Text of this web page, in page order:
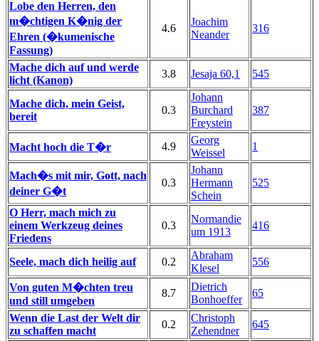
Lobe den Herren, den
m�chtigen K�nig der
Ehren (�kumenische
Fassung)
4.6
Joachim
Neander
316
Mache dich auf und werde
licht (Kanon)
3.8 Jesaja 60,1 545
Mache dich, mein Geist,
bereit
0.3
Johann
Burchard
Freystein
387
Macht hoch die T�r 4.9
Georg
Weissel
1
Mach�s mit mir, Gott, nach
deiner G�t
0.3
Johann
Hermann
Schein
525
O Herr, mach mich zu
einem Werkzeug deines
Friedens
0.3
Normandie
um 1913
416
Seele, mach dich heilig auf 0.2
Abraham
Klesel
556
Von guten M�chten treu
und still umgeben
8.7
Dietrich
Bonhoeffer
65
Wenn die Last der Welt dir
zu schaffen macht
0.2
Christoph
Zehendner
645